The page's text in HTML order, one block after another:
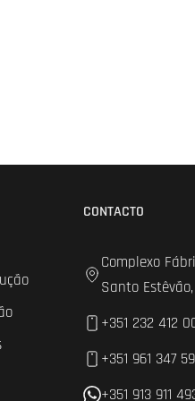
CONTACTO
Complexo
Santo
+351 232 412
+351 961 347
+351 913 911